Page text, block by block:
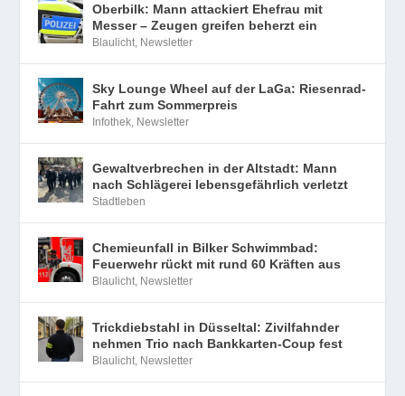
Oberbilk: Mann attackiert Ehefrau mit
Messer – Zeugen greifen beherzt ein
Blaulicht Newsletter
Sky Lounge Wheel auf der LaGa: Riesenrad-
Fahrt zum Sommerpreis
Infothek Newsletter
Gewaltverbrechen in der Altstadt: Mann
nach Schlägerei lebensgefährlich verletzt
Stadtleben
Chemieunfall in Bilker Schwimmbad:
Feuerwehr rückt mit rund 60 Kräften aus
Blaulicht Newsletter
Trickdiebstahl in Düsseltal: Zivilfahnder
nehmen Trio nach Bankkarten-Coup fest
Blaulicht Newsletter